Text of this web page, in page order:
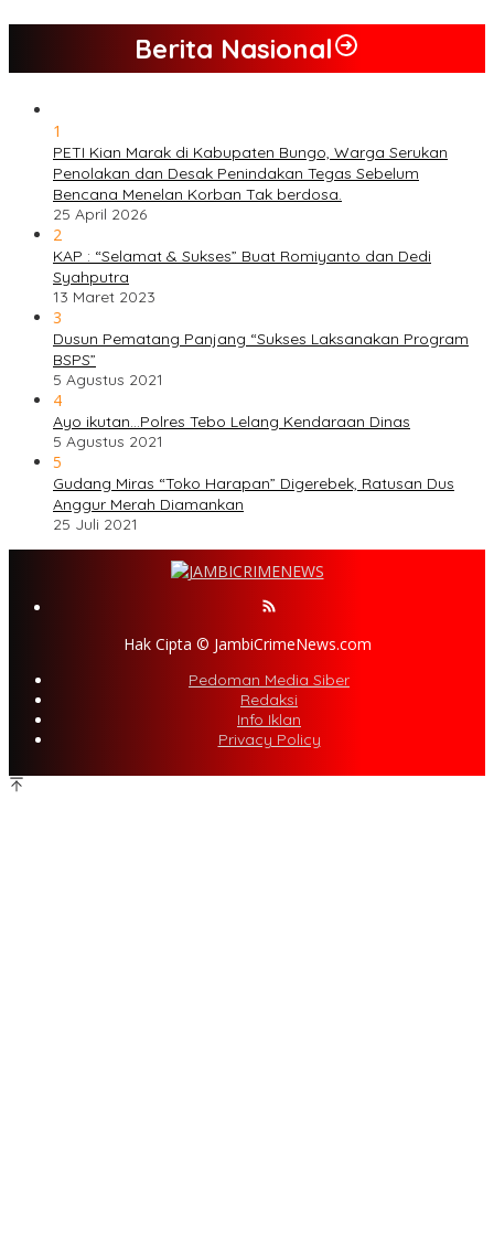
Berita Nasional
1
PETI Kian Marak di Kabupaten Bungo, Warga Serukan
Penolakan dan Desak Penindakan Tegas Sebelum
Bencana Menelan Korban Tak berdosa.
25 April 2026
2
KAP : “Selamat & Sukses” Buat Romiyanto dan Dedi
Syahputra
13 Maret 2023
3
Dusun Pematang Panjang “Sukses Laksanakan Program
BSPS”
5 Agustus 2021
4
Ayo ikutan…Polres Tebo Lelang Kendaraan Dinas
5 Agustus 2021
5
Gudang Miras “Toko Harapan” Digerebek, Ratusan Dus
Anggur Merah Diamankan
25 Juli 2021
Hak Cipta © JambiCrimeNews.com
Pedoman Media Siber
Redaksi
Info Iklan
Privacy Policy